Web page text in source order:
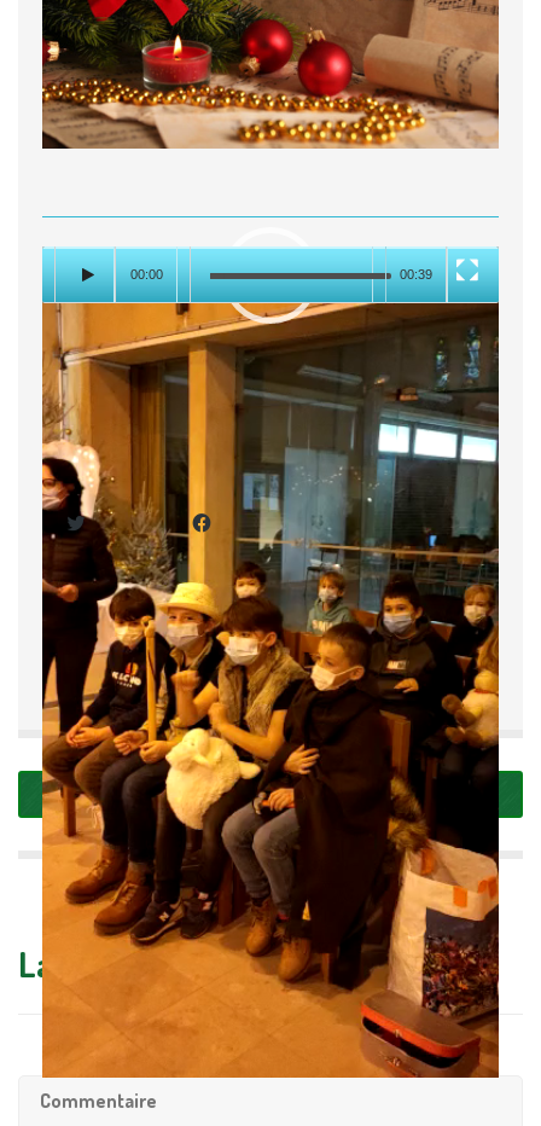
00:00 00:39
Tous élèves et le corps enseignant de l’école se sont
retrouvés à l’Eglise Sainte Jeanne d’Arc du Touquet
mardi 14/12 pour célébrer Noël en chansons. Prières,
musique et bonne humeur étaient au rendez-vous !
Partager :
Twitter Facebook
Partager:
PRÉ-COMMANDES DE NOËL NOËL A L’ÉCOLE
Laissez votre réponse